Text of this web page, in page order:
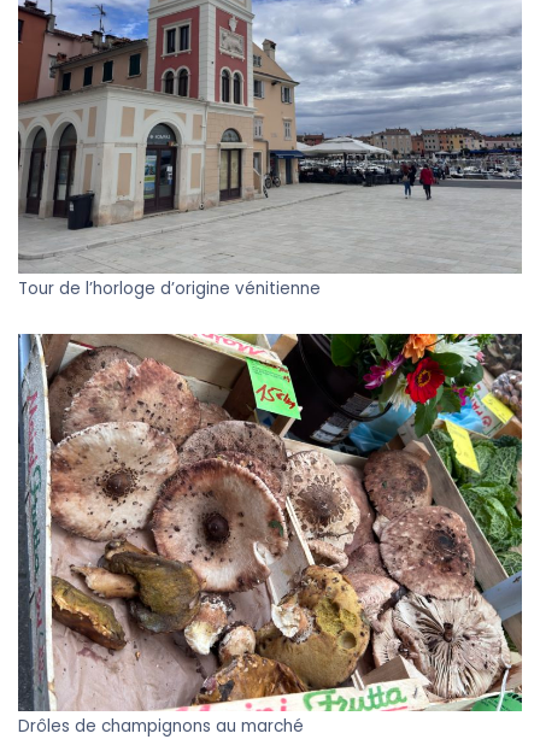
Tour de l’horloge d’origine vénitienne
Drôles de champignons au marché